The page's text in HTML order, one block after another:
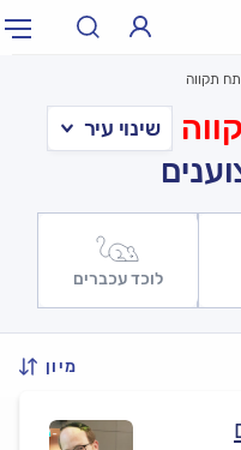
תקווה
לוכד עכברים
מיון